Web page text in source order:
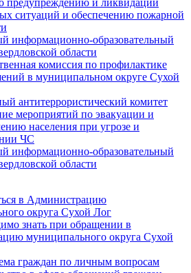
ситуаций и обеспечению пожарной
информационно-образовательный
области
комиссия по профилактике
в муниципальном округе Сухой
антитеррористический комитет
мероприятий по эвакуации и
населения при угрозе и
ЧС
информационно-образовательный
области
в Администрацию
округа Сухой Лог
знать при обращении в
муниципального округа Сухой
граждан по личным вопросам